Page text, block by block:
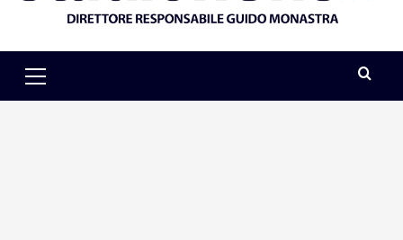
Menu